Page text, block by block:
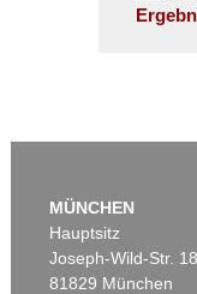
MÜNCHEN
Hauptsitz
Joseph-Wild-Str. 18
81829 München